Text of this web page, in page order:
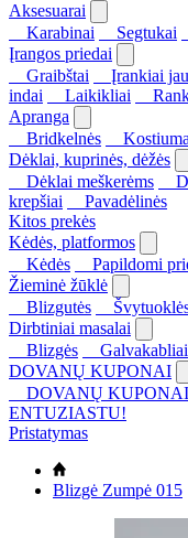
Aksesuarai
Karabinai
Segtukai
Įrangos priedai
Graibštai
Įrankiai
indai
Laikikliai
Apranga
Bridkelnės
Dėklai, kuprinės, dėžės
Dėklai meškerėms
krepšiai
Pavadėlinės
Kitos prekės
Kėdės, platformos
Kėdės
Papildomi
Žieminė žūklė
Blizgutės
Dirbtiniai masalai
Blizgės
Galvakabliai
DOVANŲ KUPONAI
DOVANŲ KUPONAI
ENTUZIASTU!
Pristatymas
Blizgė Zumpė 015